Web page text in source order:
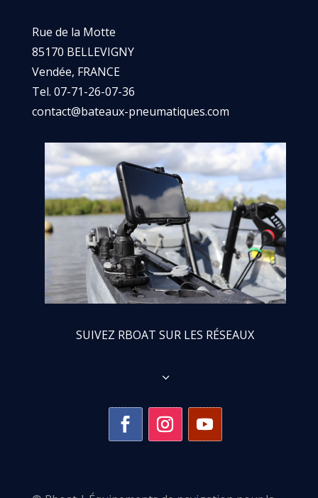
Rue de la Motte
85170 BELLEVIGNY
Vendée, FRANCE
Tel. 07-71-26-07-36
contact@bateaux-pneumatiques.com
SUIVEZ RBOAT SUR LES RÉSEAUX
3